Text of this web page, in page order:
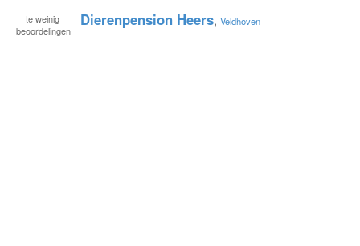
te weinig
beoordelingen
Dierenpension Heers, Veldhoven